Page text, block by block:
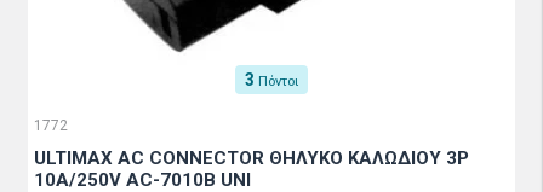
3 Πόντοι
1772
ULTIMAX AC CONNECTOR ΘΗΛΥΚΟ ΚΑΛΩΔΙΟΥ 3P
10A/250V AC-7010B UNI